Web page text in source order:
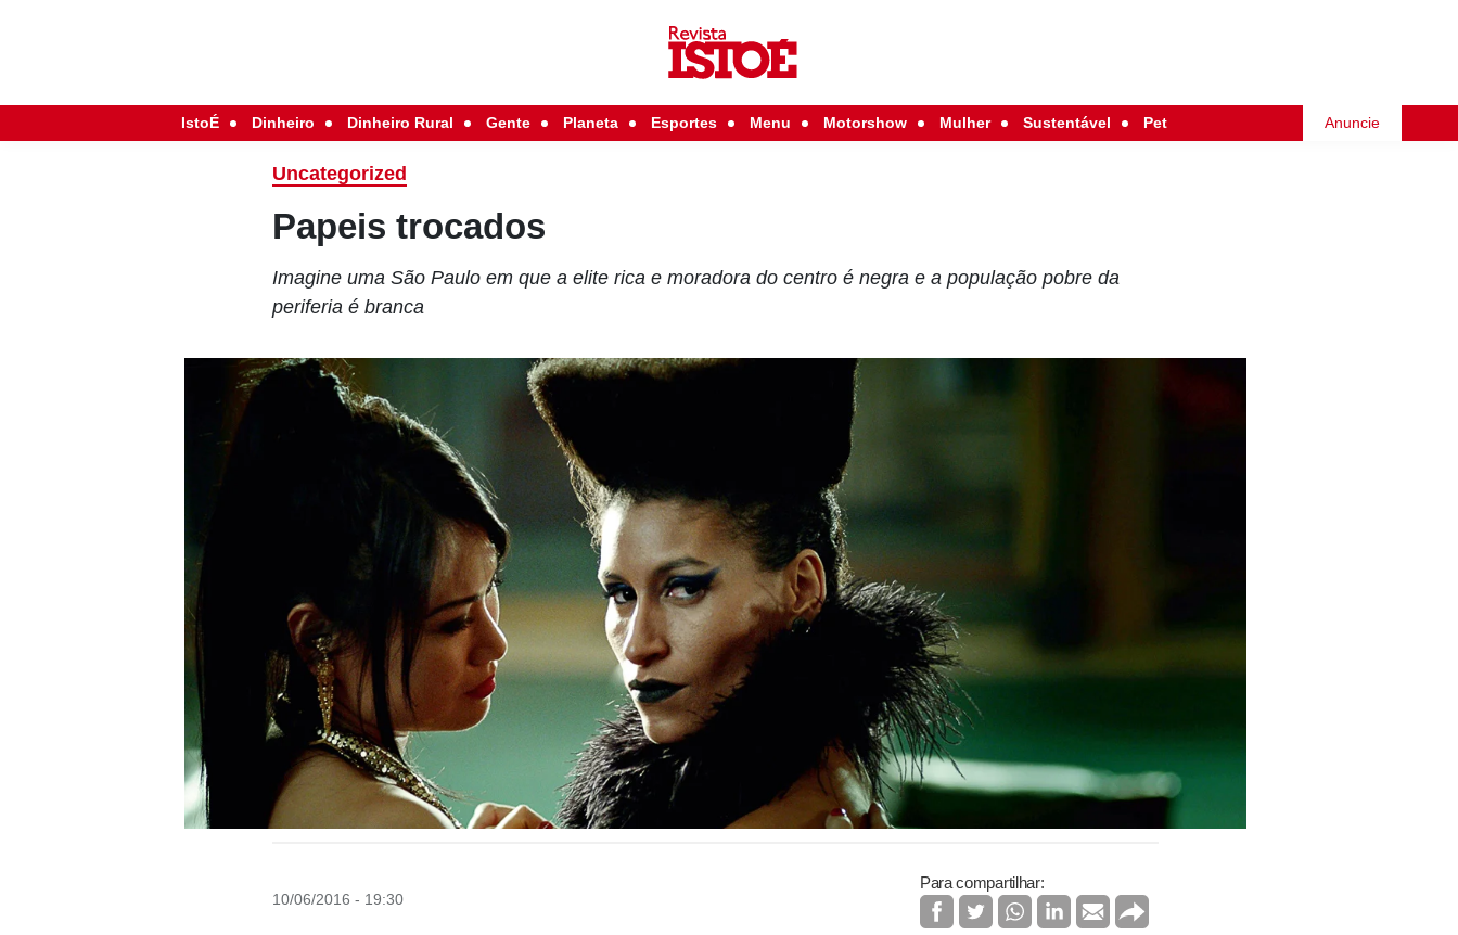
IstoÉ Dinheiro Dinheiro Rural Gente Planeta Esportes Menu Motorshow Mulher Sustentável Pet Anuncie
Uncategorized
Papeis trocados
Imagine uma São Paulo em que a elite rica e moradora do centro é negra e a população pobre da
periferia é branca
10/06/2016 - 19:30
Para compartilhar: